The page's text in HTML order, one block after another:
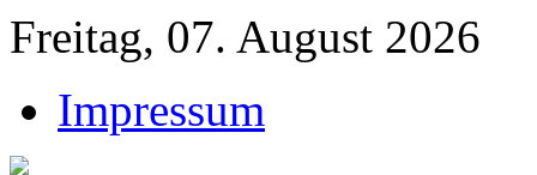
Freitag, 07. August 2026
Impressum